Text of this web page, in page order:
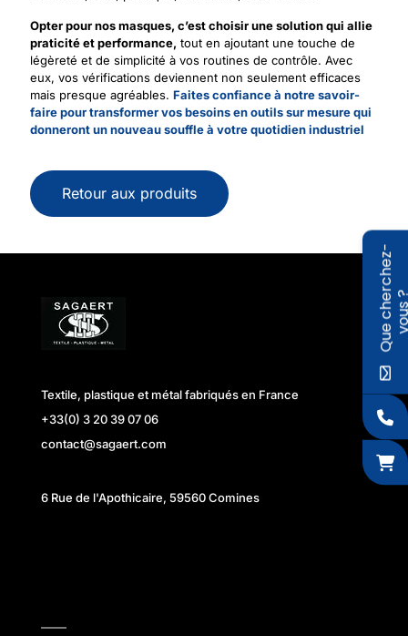
Opter pour nos masques, c’est choisir une solution qui allie
praticité et performance, tout en ajoutant une touche de
légèreté et de simplicité à vos routines de contrôle. Avec
eux, vos vérifications deviennent non seulement efficaces
mais presque agréables. Faites confiance à notre savoir-
faire pour transformer vos besoins en outils sur mesure qui
donneront un nouveau souffle à votre quotidien industriel
Retour aux produits
Textile, plastique et métal fabriqués en France
+33(0) 3 20 39 07 06
contact@sagaert.com
6 Rue de l'Apothicaire, 59560 Comines
Q
u
e
c
h
e
r
c
h
e
z
-
v
o
u
s